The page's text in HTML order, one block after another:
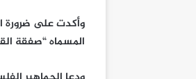
وأكدت على ضرورة
المسماه “صفقة